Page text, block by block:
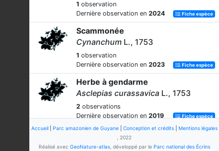
1 observation
Dernière observation en 2024 Fiche espèce
Scammonée
Cynanchum L., 1753
1 observation
Dernière observation en 2023 Fiche espèce
Herbe à gendarme
Asclepias curassavica L., 1753
2 observations
Dernière observation en 2019 Fiche espèce
-
Blepharodon pictus(Vahl)
Accueil| Parc amazonien de Guyane| Conception et crédits| Mentions légales
, 2022
Réalisé avec GeoNature-atlas, développé par le Parc national des Écrins